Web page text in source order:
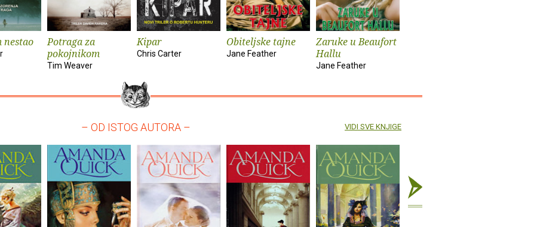
nestao
Potraga za
pokojnikom
Tim Weaver
Kipar
Chris Carter
Obiteljske tajne
Jane Feather
Zaruke u Beaufort
Hallu
Jane Feather
– OD ISTOG AUTORA – VIDI SVE KNJIGE